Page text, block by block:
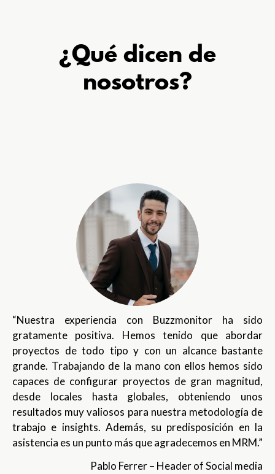
¿Qué dicen de
nosotros?
“Nuestra experiencia con Buzzmonitor ha sido
gratamente positiva. Hemos tenido que abordar
proyectos de todo tipo y con un alcance bastante
grande. Trabajando de la mano con ellos hemos sido
capaces de configurar proyectos de gran magnitud,
desde locales hasta globales, obteniendo unos
resultados muy valiosos para nuestra metodología de
trabajo e insights. Además, su predisposición en la
asistencia es un punto más que agradecemos en MRM.”
Pablo Ferrer – Header of Social media